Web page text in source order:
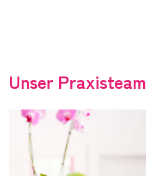
Unser Praxisteam